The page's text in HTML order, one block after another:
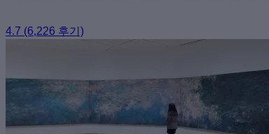
4.7 (6,226 후기)